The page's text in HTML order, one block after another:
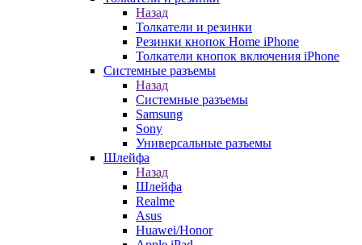
Назад
Толкатели и резинки
Резинки кнопок Home iPhone
Толкатели кнопок включения iPhone
Системные разъемы
Назад
Системные разъемы
Samsung
Sony
Универсальные разъемы
Шлейфа
Назад
Шлейфа
Realme
Asus
Huawei/Honor